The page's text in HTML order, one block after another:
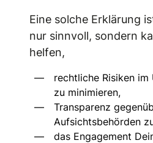
Eine solche Erklärung
nur sinnvoll, sondern
helfen,
rechtliche Risiken
zu minimieren,
Transparenz
Aufsichtsbehörden
das Engagement